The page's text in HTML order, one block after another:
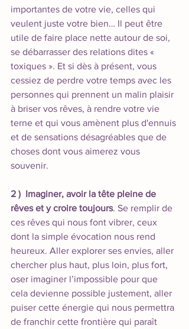
importantes de votre vie, celles qui
veulent juste votre bien… Il peut être
utile de faire place nette autour de soi,
se débarrasser des relations dites «
toxiques ». Et si dès à présent, vous
cessiez de perdre votre temps avec les
personnes qui prennent un malin plaisir
à briser vos rêves, à rendre votre vie
terne et qui vous amènent plus d'ennuis
et de sensations désagréables que de
choses dont vous aimerez vous
souvenir.
2 )  Imaginer, avoir la tête pleine de
rêves et y croire toujours. Se remplir de
ces rêves qui nous font vibrer, ceux
dont la simple évocation nous rend
heureux. Aller explorer ses envies, aller
chercher plus haut, plus loin, plus fort,
oser imaginer l’impossible pour que
cela devienne possible justement, aller
puiser cette énergie qui nous permettra
de franchir cette frontière qui paraît